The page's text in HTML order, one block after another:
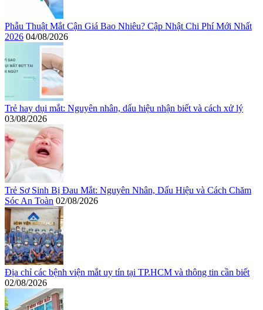
Phẫu Thuật Mắt Cận Giá Bao Nhiêu? Cập Nhật Chi Phí Mới Nhất
2026 04/08/2026
Trẻ hay dụi mắt: Nguyên nhân, dấu hiệu nhận biết và cách xử lý
03/08/2026
Trẻ Sơ Sinh Bị Đau Mắt: Nguyên Nhân, Dấu Hiệu và Cách Chăm
Sóc An Toàn 02/08/2026
Địa chỉ các bệnh viện mắt uy tín tại TP.HCM và thông tin cần biết
02/08/2026